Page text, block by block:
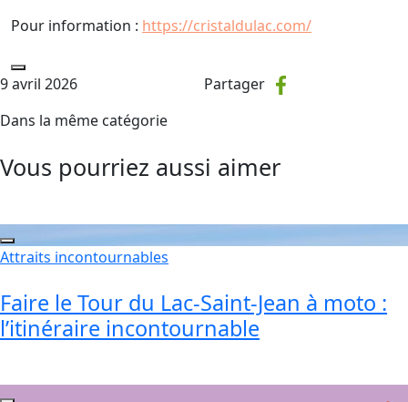
Pour information : https://cristaldulac.com/
9 avril 2026
Partager
Dans la même catégorie
Vous pourriez aussi aimer
Attraits incontournables
Faire le Tour du Lac-Saint-Jean à moto :
l’itinéraire incontournable